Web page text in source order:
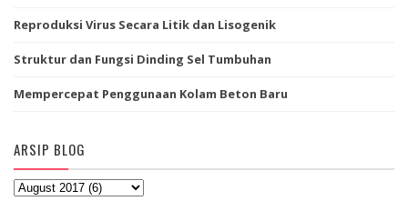
Reproduksi Virus Secara Litik dan Lisogenik
Struktur dan Fungsi Dinding Sel Tumbuhan
Mempercepat Penggunaan Kolam Beton Baru
ARSIP BLOG